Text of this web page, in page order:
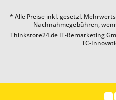
* Alle Preise inkl. gesetzl.
Nachnahmegebühren,
Thinkstore24.de IT-Remarketing
TC-